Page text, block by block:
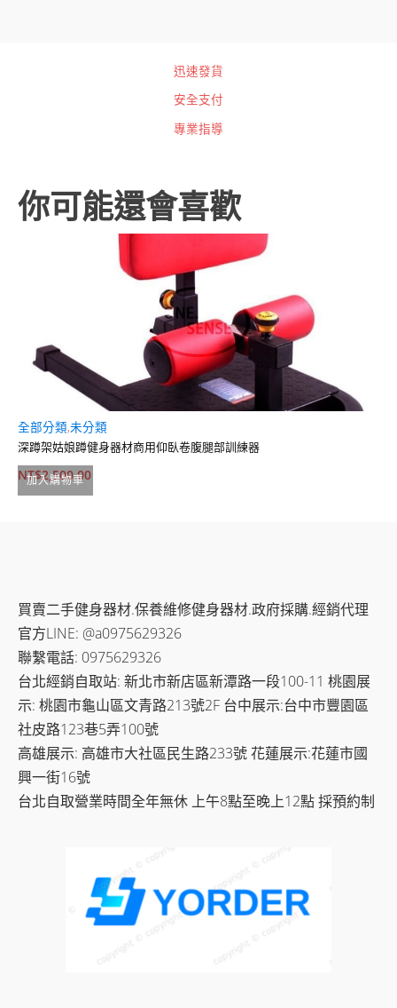
迅速發貨
安全支付
專業指導
你可能還會喜歡
加入購物車
全部分類,未分類
深蹲架姑娘蹲健身器材商用仰臥卷腹腿部訓練器
NT$2,500.00
買賣二手健身器材.保養維修健身器材.政府採購.經銷代理
官方LINE: @a0975629326
聯繫電話: 0975629326
台北經銷自取站: 新北市新店區新潭路一段100-11 桃園展
示: 桃園市龜山區文青路213號2F 台中展示:台中市豐園區
社皮路123巷5弄100號
高雄展示: 高雄市大社區民生路233號 花蓮展示:花蓮市國
興一街16號
台北自取營業時間全年無休 上午8點至晚上12點 採預約制